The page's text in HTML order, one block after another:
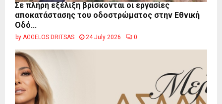
Σε πλήρη εξέλιξη βρίσκονται οι εργασίες
αποκατάστασης του οδοστρώματος στην Εθνική
Οδό...
by AGGELOS DRITSAS 24 July 2026 0